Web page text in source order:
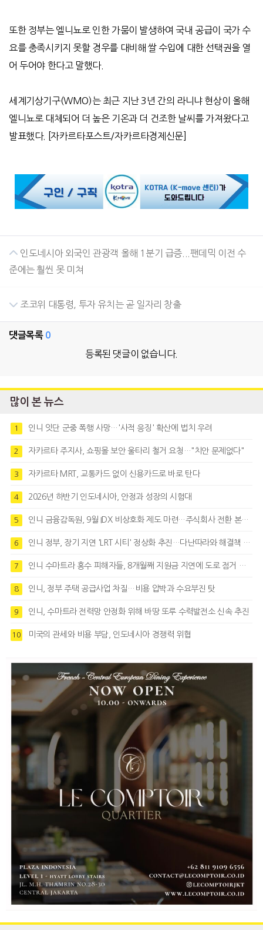
또한 정부는 엘니뇨로 인한 가뭄이 발생하여 국내 공급이 국가 수
요를 충족시키지 못할 경우를 대비해 쌀 수입에 대한 선택권을 열
어 두어야 한다고 말했다.
세계기상기구(WMO)는 최근 지난3 년 간의 라니냐 현상이 올해
엘니뇨로 대체되어 더 높은 기온과 더 건조한 날씨를 가져왔다고
발표했다. [자카르타포스트/자카르타경제신문]
인도네시아 외국인 관광객 올해 1분기 급증...팬데믹 이전 수
준에는 훨씬 못 미쳐
조코위 대통령, 투자 유치는 곧 일자리 창출
댓글목록 0
등록된 댓글이 없습니다.
많이 본 뉴스
1 인니 잇단 군중 폭행 사망…'사적 응징' 확산에 법치 우려
2 자카르타 주지사, 쇼핑몰 보안 울타리 철거 요청…"치안 문제없다"
3 자카르타 MRT, 교통카드 없이 신용카드로 바로 탄다
4 2026년 하반기 인도네시아, 안정과 성장의 시험대
5 인니 금융감독원, 9월 IDX 비상호화 제도 마련…주식회사 전환 본격화
6 인니 정부, 장기 지연 'LRT 시티' 정상화 추진…다난따라와 해결책 모색
7 인니 수마트라 홍수 피해자들, 8개월째 지원금 지연에 도로 점거 시위
8 인니, 정부 주택 공급사업 차질…비용 압박과 수요부진 탓
9 인니, 수마트라 전력망 안정화 위해 바땅 또루 수력발전소 신속 추진
10 미국의 관세와 비용 부담, 인도네시아 경쟁력 위협